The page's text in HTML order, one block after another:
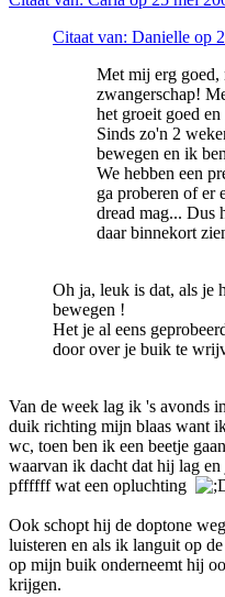
Citaat van: Danielle op
Met mij erg goed,
zwangerschap!
het groeit goed
Sinds zo'n 2
bewegen en ik
We hebben een
ga proberen of er
dread mag... Dus
daar binnekort
Oh ja, leuk is dat, als je
bewegen !
Het je al eens
door over je buik te
Van de week lag ik 's avonds
duik richting mijn blaas want
wc, toen ben ik een beetje
waarvan ik dacht dat hij lag
pffffff wat een opluchting
Ook schopt hij de doptone
luisteren en als ik languit op
op mijn buik onderneemt hij
krijgen.